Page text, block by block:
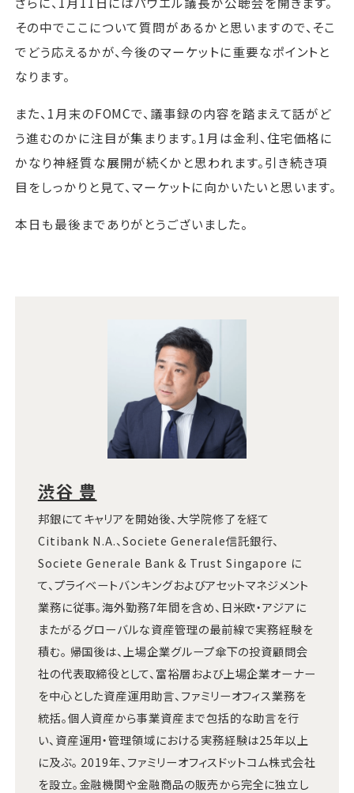
その中でここについて質問があるかと思いますので、そこ
でどう応えるかが、今後のマーケットに重要なポイントと
なります。
また、1月末のFOMCで、議事録の内容を踏まえて話がど
う進むのかに注目が集まります。1月は金利、住宅価格に
かなり神経質な展開が続くかと思われます。引き続き項
目をしっかりと見て、マーケットに向かいたいと思います。
本日も最後までありがとうございました。
渋谷 豊
邦銀にてキャリアを開始後、大学院修了を経て
Citibank N.A.、Societe Generale信託銀行、
Societe Generale Bank & Trust Singapore に
て、プライベートバンキングおよびアセットマネジメント
業務に従事。海外勤務7年間を含め、日米欧・アジアに
またがるグローバルな資産管理の最前線で実務経験を
積む。 帰国後は、上場企業グループ傘下の投資顧問会
社の代表取締役として、富裕層および上場企業オーナー
を中心とした資産運用助言、ファミリーオフィス業務を
統括。個人資産から事業資産まで包括的な助言を行
い、資産運用・管理領域における実務経験は25年以上
に及ぶ。 2019年、ファミリーオフィスドットコム株式会社
を設立。金融機関や金融商品の販売から完全に独立し